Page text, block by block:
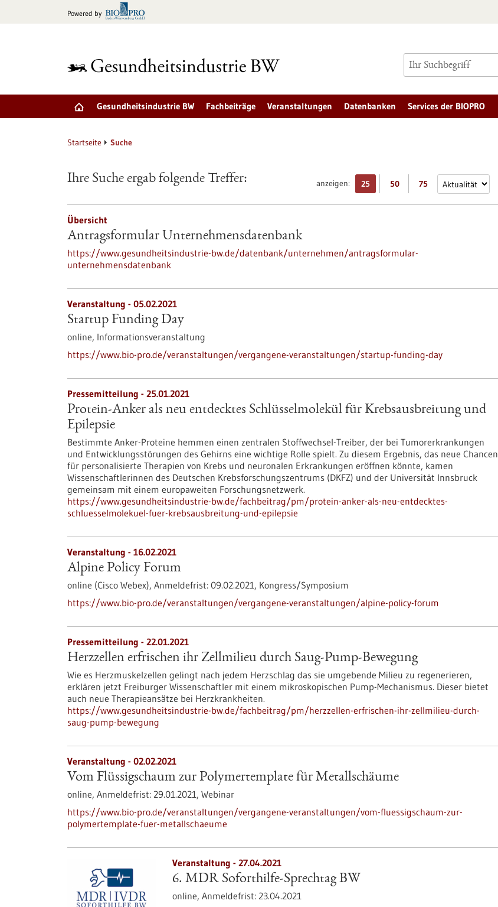
Powered by
Gesundheitsindustrie BW Fachbeiträge Veranstaltungen Datenbanken Services der BIOPRO
Startseite Suche
anzeigen: 25 50 75
Ihre Suche ergab folgende Treffer:
Übersicht
Antragsformular Unternehmensdatenbank
https://www.gesundheitsindustrie-bw.de/datenbank/unternehmen/antragsformular-
unternehmensdatenbank
Veranstaltung - 05.02.2021
Startup Funding Day
online, Informationsveranstaltung
https://www.bio-pro.de/veranstaltungen/vergangene-veranstaltungen/startup-funding-day
Pressemitteilung - 25.01.2021
Protein-Anker als neu entdecktes Schlüsselmolekül für Krebsausbreitung und
Epilepsie
Bestimmte Anker-Proteine hemmen einen zentralen Stoffwechsel-Treiber, der bei Tumorerkrankungen
und Entwicklungsstörungen des Gehirns eine wichtige Rolle spielt. Zu diesem Ergebnis, das neue Chancen
für personalisierte Therapien von Krebs und neuronalen Erkrankungen eröffnen könnte, kamen
Wissenschaftlerinnen des Deutschen Krebsforschungszentrums (DKFZ) und der Universität Innsbruck
gemeinsam mit einem europaweiten Forschungsnetzwerk.
https://www.gesundheitsindustrie-bw.de/fachbeitrag/pm/protein-anker-als-neu-entdecktes-
schluesselmolekuel-fuer-krebsausbreitung-und-epilepsie
Veranstaltung - 16.02.2021
Alpine Policy Forum
online (Cisco Webex), Anmeldefrist: 09.02.2021, Kongress/Symposium
https://www.bio-pro.de/veranstaltungen/vergangene-veranstaltungen/alpine-policy-forum
Pressemitteilung - 22.01.2021
Herzzellen erfrischen ihr Zellmilieu durch Saug-Pump-Bewegung
Wie es Herzmuskelzellen gelingt nach jedem Herzschlag das sie umgebende Milieu zu regenerieren,
erklären jetzt Freiburger Wissenschaftler mit einem mikroskopischen Pump-Mechanismus. Dieser bietet
auch neue Therapieansätze bei Herzkrankheiten.
https://www.gesundheitsindustrie-bw.de/fachbeitrag/pm/herzzellen-erfrischen-ihr-zellmilieu-durch-
saug-pump-bewegung
Veranstaltung - 02.02.2021
Vom Flüssigschaum zur Polymertemplate für Metallschäume
online, Anmeldefrist: 29.01.2021, Webinar
https://www.bio-pro.de/veranstaltungen/vergangene-veranstaltungen/vom-fluessigschaum-zur-
polymertemplate-fuer-metallschaeume
Veranstaltung - 27.04.2021
6. MDR Soforthilfe-Sprechtag BW
online, Anmeldefrist: 23.04.2021